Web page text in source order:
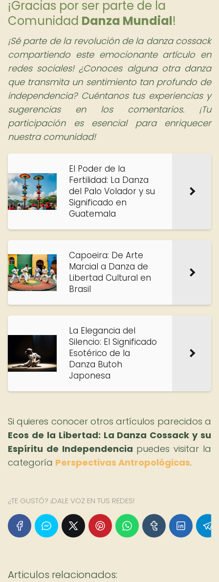
¡Gracias por ser parte de la
Comunidad Danza Mundial!
¡Sé parte de la revolución de la danza cossack
compartiendo este emocionante artículo en
redes sociales! ¿Conoces alguna otra danza
que transmita un sentimiento tan profundo de
independencia? Cuéntanos tus experiencias y
sugerencias en los comentarios. ¡Tu
participación es esencial para enriquecer
nuestra comunidad!
El Poder de la
Fertilidad: La Danza
del Palo Volador y su
Significado en
Guatemala
Capoeira: De Arte
Marcial a Danza de
Libertad Cultural en
Brasil
La Elegancia del
Silencio: El Significado
Esotérico de la
Danza Butoh
Japonesa
Si quieres conocer otros artículos parecidos a
Ecos de la Libertad: La Danza Cossack y su
Espíritu de Independencia puedes visitar la
categoría Perspectivas Antropológicas.
¿TE GUSTÓ? ¡DALE VOZ EN TUS REDES!
Articulos relacionados: